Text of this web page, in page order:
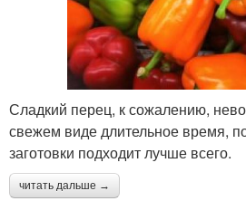
Сладкий перец, к сожалению,
свежем виде длительное время,
заготовки подходит лучше всего.
читать дальше →